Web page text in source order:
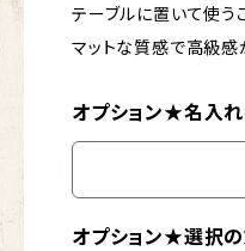
テーブルに置いて使う
マットな質感で高級感
オプション★名入れ
オプション★選択